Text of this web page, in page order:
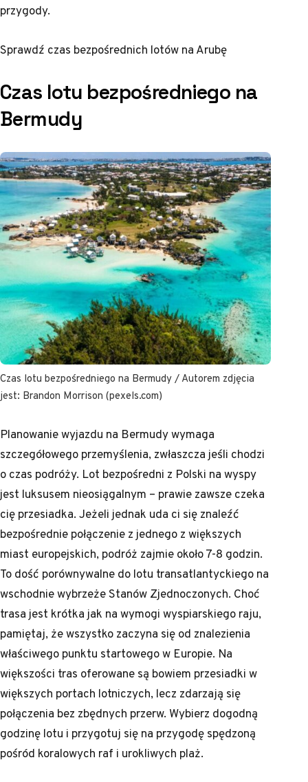
przygody.
Sprawdź czas bezpośrednich lotów na Arubę
Czas lotu bezpośredniego na
Bermudy
Czas lotu bezpośredniego na Bermudy / Autorem zdjęcia
jest: Brandon Morrison (pexels.com)
Planowanie wyjazdu na Bermudy wymaga
szczegółowego przemyślenia, zwłaszcza jeśli chodzi
o czas podróży. Lot bezpośredni z Polski na wyspy
jest luksusem nieosiągalnym – prawie zawsze czeka
cię przesiadka. Jeżeli jednak uda ci się znaleźć
bezpośrednie połączenie z jednego z większych
miast europejskich, podróż zajmie około 7-8 godzin.
To dość porównywalne do lotu transatlantyckiego na
wschodnie wybrzeże Stanów Zjednoczonych. Choć
trasa jest krótka jak na wymogi wyspiarskiego raju,
pamiętaj, że wszystko zaczyna się od znalezienia
właściwego punktu startowego w Europie. Na
większości tras oferowane są bowiem przesiadki w
większych portach lotniczych, lecz zdarzają się
połączenia bez zbędnych przerw. Wybierz dogodną
godzinę lotu i przygotuj się na przygodę spędzoną
pośród koralowych raf i urokliwych plaż.